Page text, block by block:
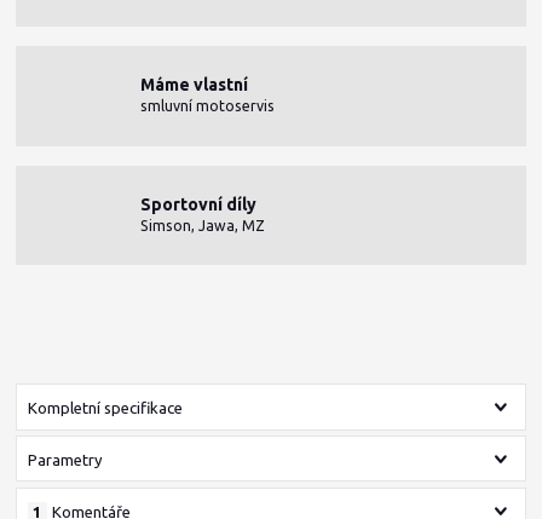
Máme vlastní
smluvní motoservis
Sportovní díly
Simson, Jawa, MZ
Kompletní specifikace
Parametry
Komentáře
1